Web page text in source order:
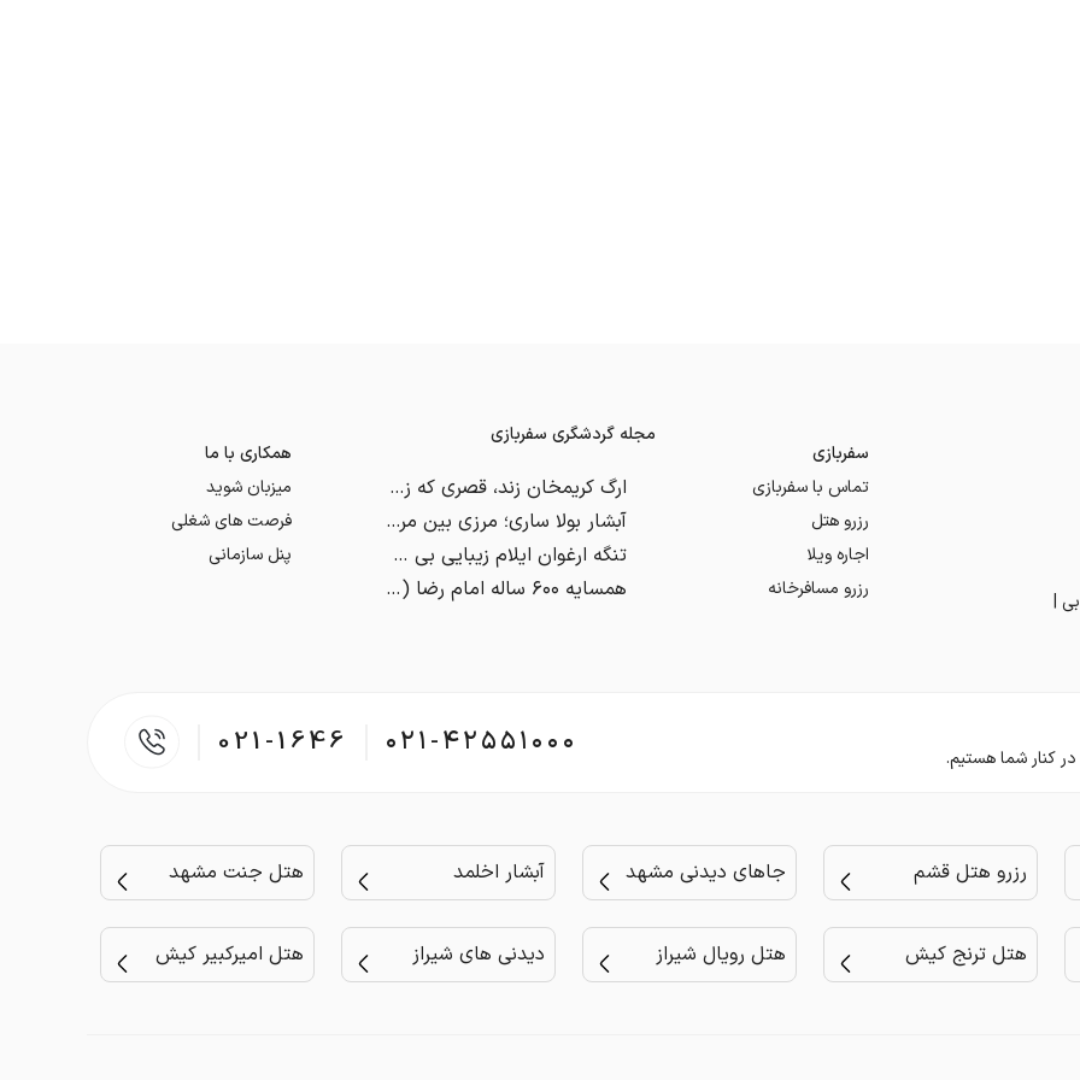
|
سفربازی
تماس با سفربازی
رزرو هتل
اجاره ویلا
رزرو مسافرخانه
مجله گردشگری سفربازی
ارگ کریمخان زند، قصری که زندان شد
آبشار بولا ساری؛ مرزی بین مرگ و زندگی
تنگه ارغوان ایلام زیبایی بی مثال طبیعت
همسایه ۶۰۰ ساله امام رضا (ع) | معرفی کامل گنبد خشتی مشهد
همکاری با ما
میزبان شوید
فرصت های شغلی
پنل سازمانی
۰۲۱-۴۲۵۵۱۰۰۰ 021-1646
رزرو هتل قشم جاهای دیدنی مشهد آبشار اخلمد هتل جنت مشهد
هتل ترنج کیش هتل رویال شیراز دیدنی های شیراز هتل امیرکبیر کیش